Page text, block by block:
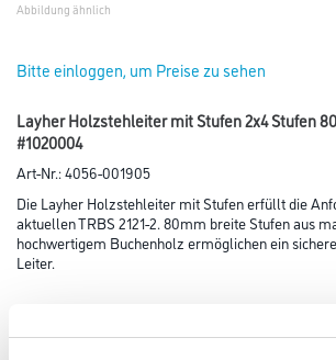
Abbildung ähnlich
Bitte einloggen, um Preise zu sehen
Layher Holzstehleiter mit Stufen 2x4 Stufen
#1020004
Art-Nr.:4056-001905
Die Layher Holzstehleiter mit Stufen erfüllt die
aktuellen TRBS 2121-2. 80mm breite Stufen aus
hochwertigem Buchenholz ermöglichen ein
Leiter.